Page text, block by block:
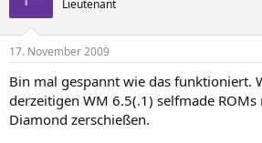
Lieutenant
17. November 2009
Bin mal gespannt wie das funktioniert.
derzeitigen WM 6.5(.1) selfmade ROMs
Diamond zerschießen.